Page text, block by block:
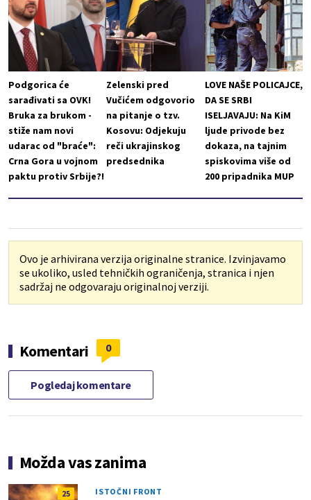
Podgorica će
sarađivati sa OVK!
Bruka za brukom -
stiže nam novi
udarac od "braće":
Crna Gora u vojnom
paktu protiv Srbije?!
Zelenski pred
Vučićem odgovorio
na pitanje o tzv.
Kosovu: Odjekuju
reči ukrajinskog
predsednika
LOVE NAŠE POLICAJCE,
DA SE SRBI
ISELJAVAJU: Na KiM
ljude privode bez
dokaza, na tajnim
spiskovima više od
200 pripadnika MUP
Ovo je arhivirana verzija originalne stranice. Izvinjavamo
se ukoliko, usled tehničkih ograničenja, stranica i njen
sadržaj ne odgovaraju originalnoj verziji.
Komentari 0
Pogledaj komentare
Možda vas zanima
25 ISTOČNI FRONT